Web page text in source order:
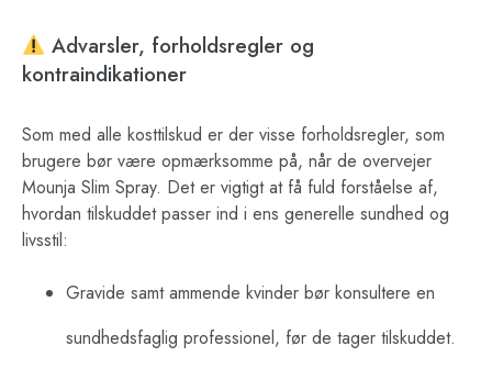
Advarsler, forholdsregler og
kontraindikationer
Som med alle kosttilskud er der visse forholdsregler, som
brugere bør være opmærksomme på, når de overvejer
Mounja Slim Spray. Det er vigtigt at få fuld forståelse af,
hvordan tilskuddet passer ind i ens generelle sundhed og
livsstil:
Gravide samt ammende kvinder bør konsultere en
sundhedsfaglig professionel, før de tager tilskuddet.